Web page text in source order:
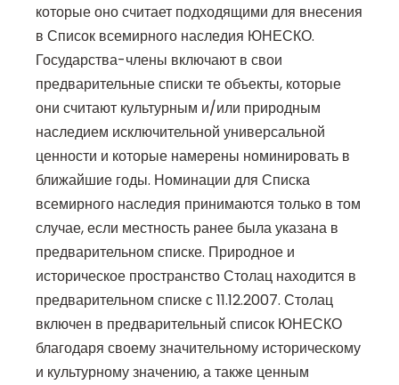
которые оно считает подходящими для внесения
в Список всемирного наследия ЮНЕСКО.
Государства-члены включают в свои
предварительные списки те объекты, которые
они считают культурным и/или природным
наследием исключительной универсальной
ценности и которые намерены номинировать в
ближайшие годы. Номинации для Списка
всемирного наследия принимаются только в том
случае, если местность ранее была указана в
предварительном списке. Природное и
историческое пространство Столац находится в
предварительном списке с 11.12.2007. Столац
включен в предварительный список ЮНЕСКО
благодаря своему значительному историческому
и культурному значению, а также ценным